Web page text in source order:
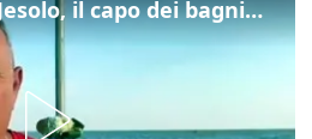
Tuffi dai pontili a Jesolo, il capo dei bagnini: "L'impegno di tutti per evitare altre tragedie"